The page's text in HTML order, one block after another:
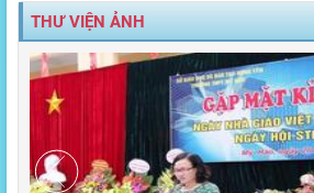
MỸ HÀO VINH DANH
TỈNH NĂM HỌC 2023-2024
TIẾT MỤC ĐOẠT GIẢI
ĐOÀN NGÀNH GD_CĐ
HÀO
THƯ VIỆN ẢNH